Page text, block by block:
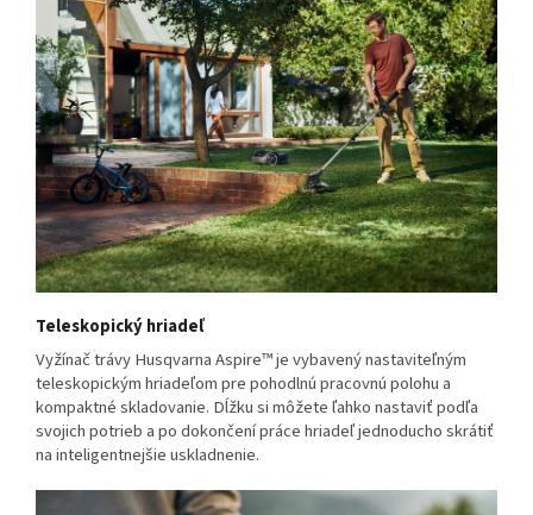
Teleskopický hriadeľ
Vyžínač trávy Husqvarna Aspire™ je vybavený nastaviteľným
teleskopickým hriadeľom pre pohodlnú pracovnú polohu a
kompaktné skladovanie. Dĺžku si môžete ľahko nastaviť podľa
svojich potrieb a po dokončení práce hriadeľ jednoducho skrátiť
na inteligentnejšie uskladnenie.